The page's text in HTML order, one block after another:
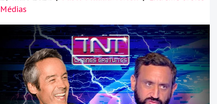
Médias